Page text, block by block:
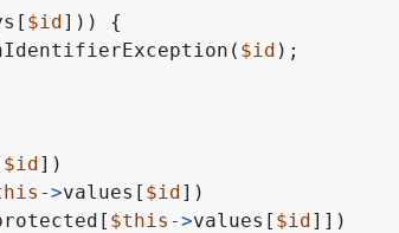
[ $id]))
{
( $id );
$id])
->values [ $id])
[ $this ->values [ $id]])